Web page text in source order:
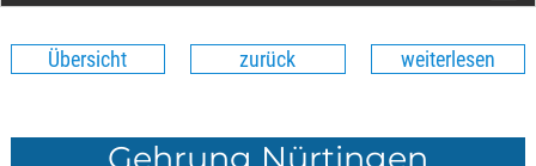
Übersicht zurück weiterlesen